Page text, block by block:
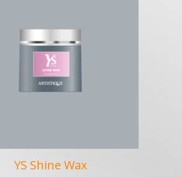
YS Shine Wax